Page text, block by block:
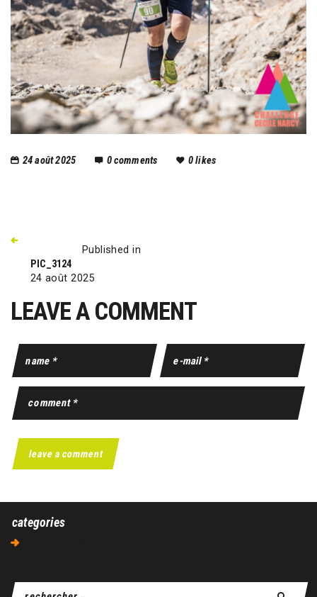
24 août 2025 0comments 0likes
Published in
PIC_3124
24 août 2025
LEAVE A COMMENT
categories